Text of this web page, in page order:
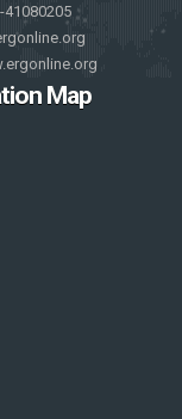
41080205
Map